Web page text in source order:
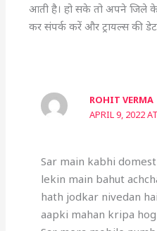
आती है। हो सके तो अपने जिले के
कर संपर्क करें और ट्रायल्स की
ROHIT VERMA
APRIL 9, 2022
Sar main kabhi
lekin main bahut
hath jodkar nivedan
aapki mahan kripa